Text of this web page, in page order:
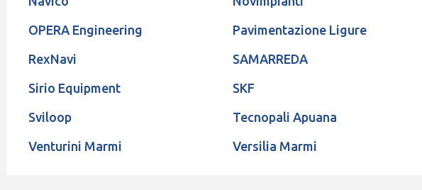
OPERA Engineering Pavimentazione Ligure
RexNavi SAMARREDA
Sirio Equipment SKF
Sviloop Tecnopali Apuana
Venturini Marmi Versilia Marmi